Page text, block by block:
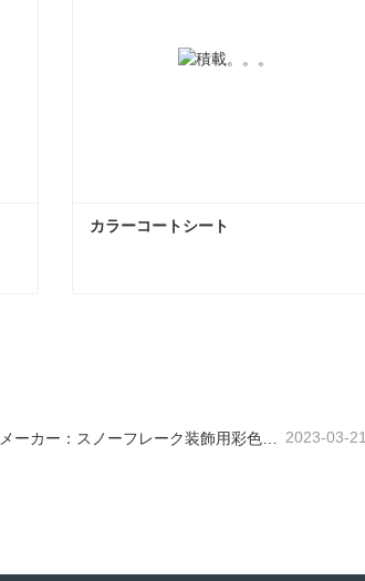
カラーコートシート
彩色板メーカー：スノーフレーク装飾用彩色板を正しく製造ラインから送り出す 2023-03-21